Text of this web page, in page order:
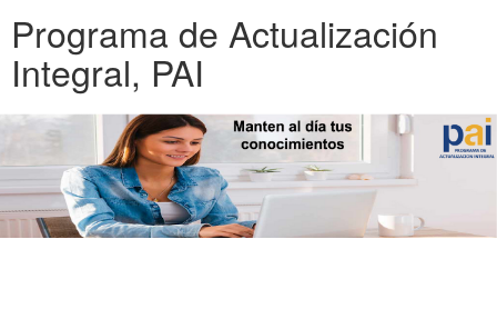
Programa de Actualización
Integral, PAI